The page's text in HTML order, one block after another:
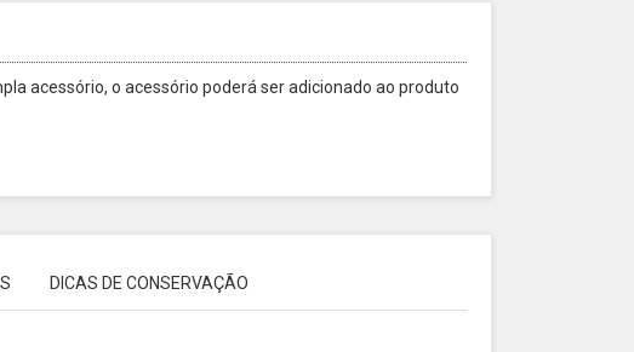
acessório, o acessório poderá ser adicionado ao produto
DICAS DE CONSERVAÇÃO